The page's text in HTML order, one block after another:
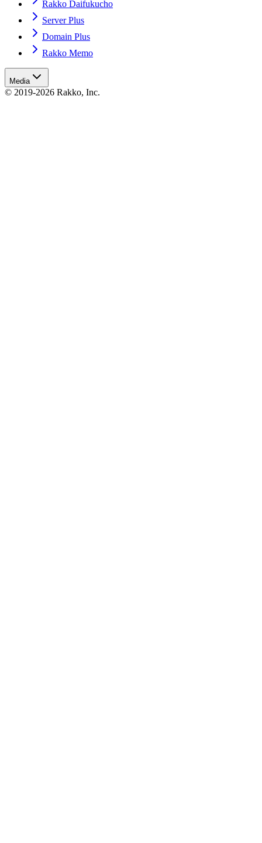
Rakko Daifukucho
Server Plus
Domain Plus
Rakko Memo
Media
© 2019-2026 Rakko, Inc.